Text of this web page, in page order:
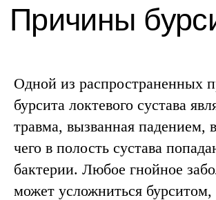
Одной из распространенных
бурсита локтевого сустава
травма, вызванная падением, в
чего в полость сустава
бактерии. Любое гнойное
может усложниться бурситом,
диагностику
ортопеда
Для получения подробной
информации о лечении
бурсита, ценах и записи на
пожалуйста, оставьте заявку: